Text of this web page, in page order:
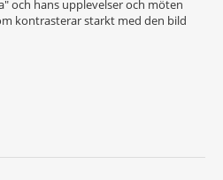
och hans upplevelser och möten
kontrasterar starkt med den bild